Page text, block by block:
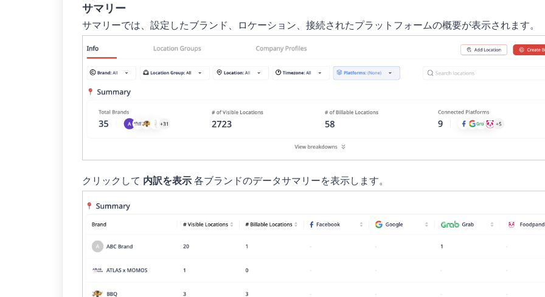
サマリー
サマリーでは、設定したブランド、ロケーション、接続されたプラットフォームの概要が表示されます。
クリックして 内訳を表示 各ブランドのデータサマリーを表示します。